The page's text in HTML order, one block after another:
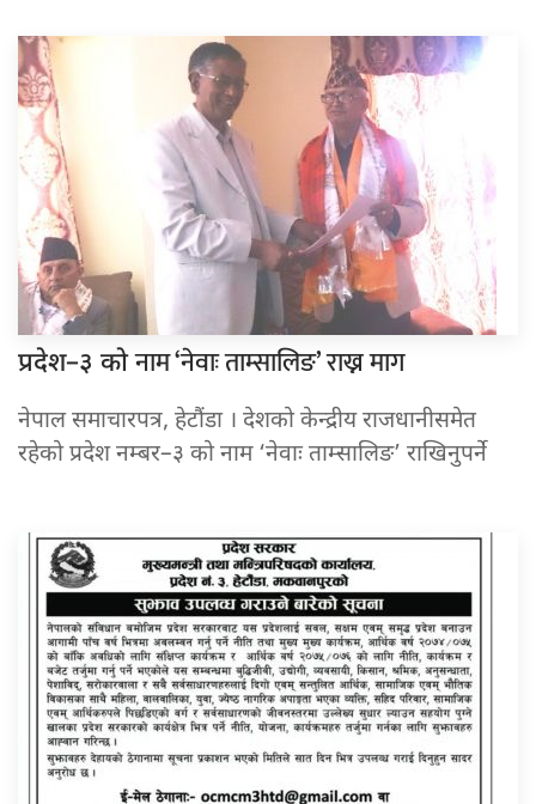
प्रदेश–३ कोनाम ‘नेवाः ताम्सालिङ’ राख्न माग
नेपाल समाचारपत्र, हेटौंडा । देशको केन्द्रीय राजधानीसमेत
रहेको प्रदेश नम्बर–३ को नाम ‘नेवाः ताम्सालिङ’ राखिनुपर्ने